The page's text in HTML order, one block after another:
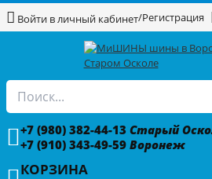
Войти в личный кабинет/Регистрация
+7 (980) 382-44-13 Старый
+7 (910) 343-49-59 Воронеж
КОРЗИНА